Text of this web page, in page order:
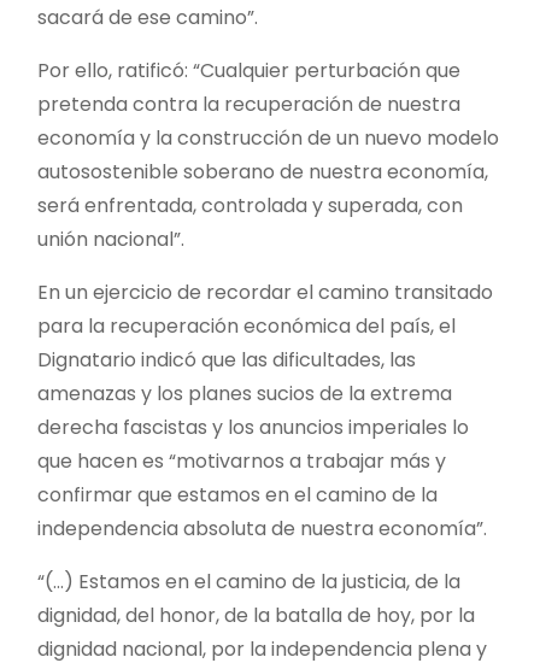
sacará de ese camino”.
Por ello, ratificó: “Cualquier perturbación que
pretenda contra la recuperación de nuestra
economía y la construcción de un nuevo modelo
autosostenible soberano de nuestra economía,
será enfrentada, controlada y superada, con
unión nacional”.
En un ejercicio de recordar el camino transitado
para la recuperación económica del país, el
Dignatario indicó que las dificultades, las
amenazas y los planes sucios de la extrema
derecha fascistas y los anuncios imperiales lo
que hacen es “motivarnos a trabajar más y
confirmar que estamos en el camino de la
independencia absoluta de nuestra economía”.
“(…) Estamos en el camino de la justicia, de la
dignidad, del honor, de la batalla de hoy, por la
dignidad nacional, por la independencia plena y